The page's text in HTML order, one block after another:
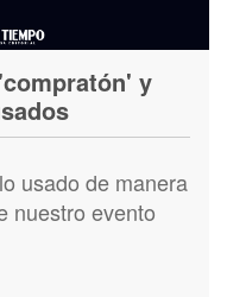
y
usado de manera
nuestro evento